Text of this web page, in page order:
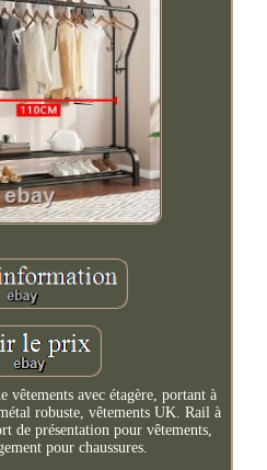
vêtements avec étagère, portant à
robuste, vêtements UK. Rail à
de présentation pour vêtements,
pour chaussures.